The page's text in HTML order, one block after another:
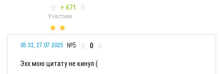
+ 671
Участник
05:32, 27.07.2025 №5 0
Эхх мою цитату не кинул (